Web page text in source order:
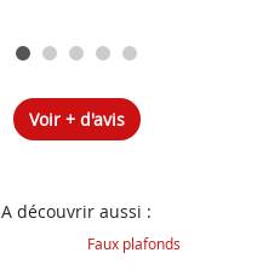
Voir + d'avis
A découvrir aussi :
Faux plafonds